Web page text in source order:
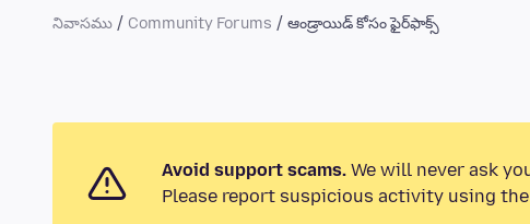
నివాసము Community Forums ఆండ్రాయిడ్ కోసం ఫైర్‌ఫాక్స్
Avoid support scams. We will never ask
Please report suspicious activity using the